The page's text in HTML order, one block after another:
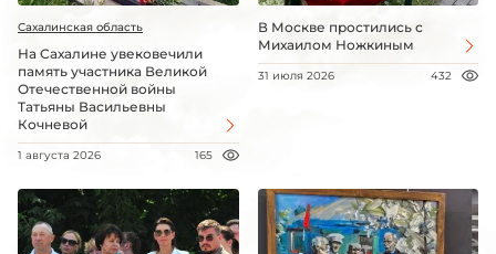
Сахалинская область
На Сахалине увековечили
память участника Великой
Отечественной войны
Татьяны Васильевны
Кочневой
1 августа 2026 165
В Москве простились с
Михаилом Ножкиным
31 июля 2026 432